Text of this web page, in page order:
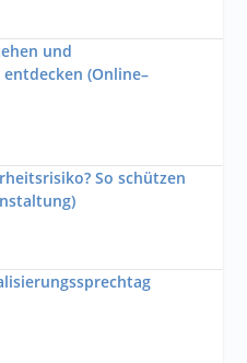
und
(Online–
So schützen